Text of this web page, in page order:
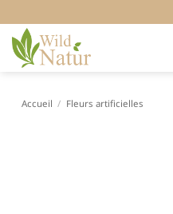
au
contenu
Accueil / Fleurs artificielles